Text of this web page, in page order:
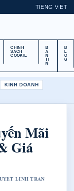
TIENG VIET
CHINH
SACH
COOKIE
B
A
N
TI
N
B
L
O
G
KINH DOANH
Mãi
Giá
LINH TRAN